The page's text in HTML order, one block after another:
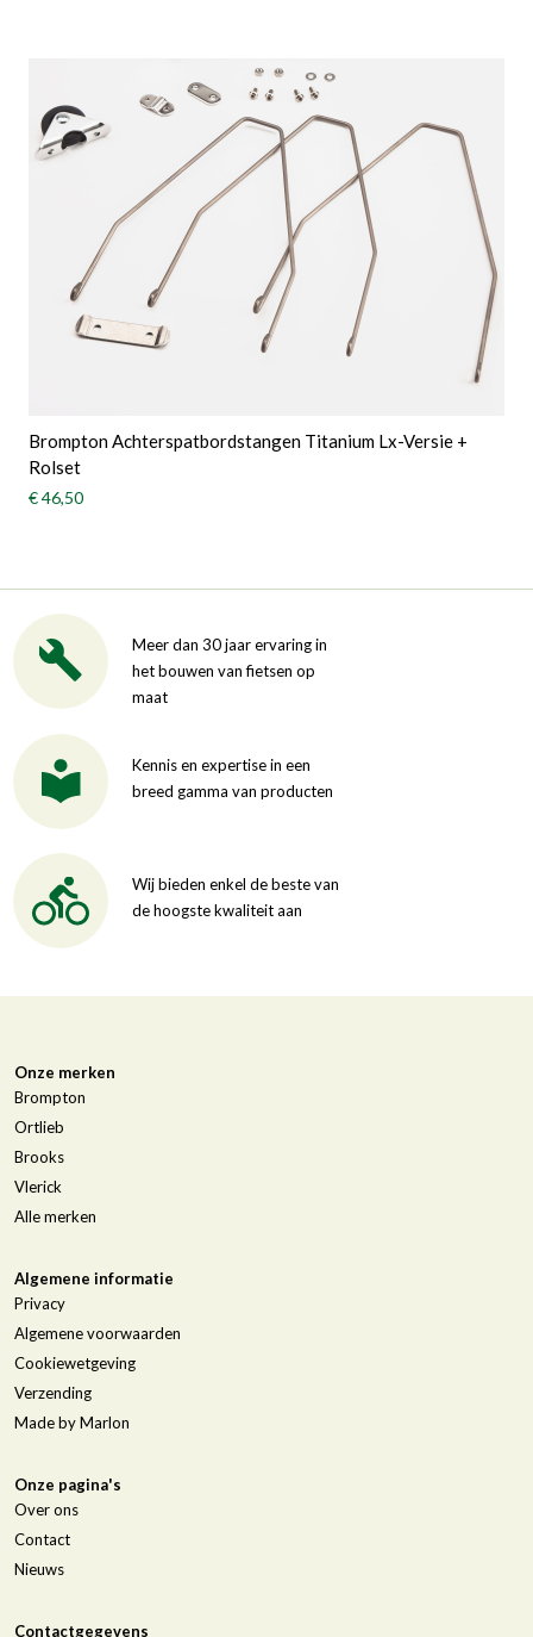
Brompton Achterspatbordstangen Titanium Lx-Versie +
Rolset
€ 46,50
Meer dan 30 jaar ervaring in
het bouwen van fietsen op
maat
Kennis en expertise in een
breed gamma van producten
Wij bieden enkel de beste van
de hoogste kwaliteit aan
Onze merken
Brompton
Ortlieb
Brooks
Vlerick
Alle merken
Algemene informatie
Privacy
Algemene voorwaarden
Cookiewetgeving
Verzending
Made by Marlon
Onze pagina's
Over ons
Contact
Nieuws
Contactgegevens